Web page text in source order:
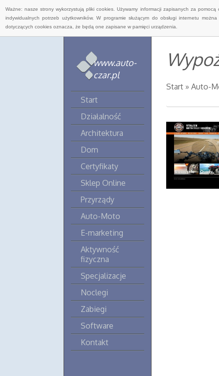
Ważne: nasze strony wykorzystują pliki cookies. Używamy informacji zapisanych za
indywidualnych potrzeb użytkowników. W programie służącym do obsługi internetu
dotyczących cookies oznacza, że będą one zapisane w pamięci urządzenia.
www.auto-
czar.pl
Start
Działalność
Architektura
Dom
Certyfikaty
Sklep Online
Przyrządy
Auto-Moto
E-marketing
Aktywność
fizyczna
Specjalizacje
Noclegi
Zabiegi
Software
Kontakt
Start » Auto-